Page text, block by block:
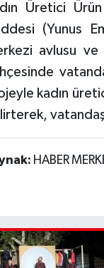
Üretici
(Yunus
avlusu ve
kadın
HABER